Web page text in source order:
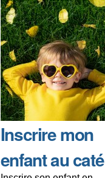
Inscrire mon
enfant au caté